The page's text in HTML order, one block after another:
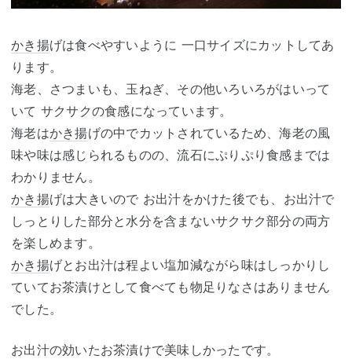
かき揚げは食べやすいように 一口サイズにカットしてあ
ります。
海老、さつまいも、玉ねぎ、その他いろいろがはいって
いて サクサクの食感になっています。
海老はかき揚げの中でカットされているため、海老の風
味や味は感じられるものの、流石にぷりぷり食感までは
わかりません。
かき揚げは大きいので お出汁をかけた後でも、お出汁で
しっとりした部分と水分を含まないサクサク部分の両方
を楽しめます。
かき揚げとお出汁は程よい塩加減ながら味はしっかりし
ていてお茶漬けとして食べても物足りなさはありません
でした。
お出汁の効いたお茶漬けで美味しかったです。